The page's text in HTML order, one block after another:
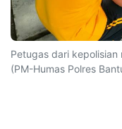
Petugas dari
(PM-Humas Polres